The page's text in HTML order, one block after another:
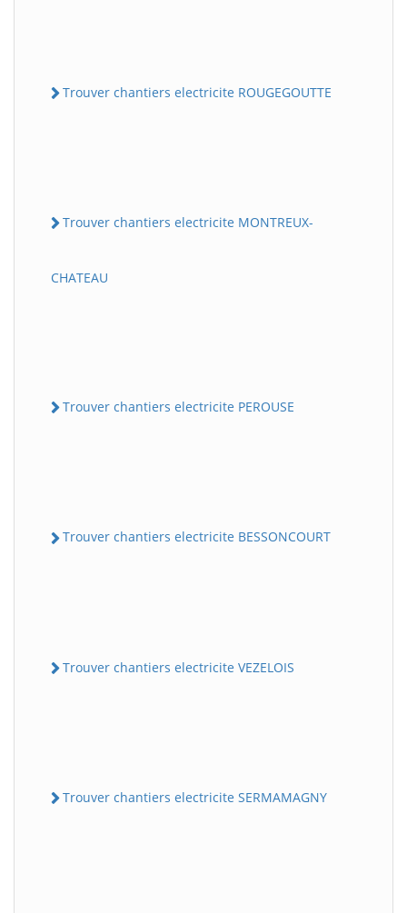
Trouver chantiers electricite ROUGEGOUTTE
Trouver chantiers electricite MONTREUX-
CHATEAU
Trouver chantiers electricite PEROUSE
Trouver chantiers electricite BESSONCOURT
Trouver chantiers electricite VEZELOIS
Trouver chantiers electricite SERMAMAGNY